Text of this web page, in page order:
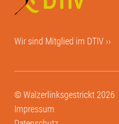
Wir sind Mitglied im DTIV ››
© Walzerlinksgestrickt 2026
Impressum